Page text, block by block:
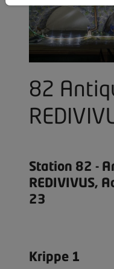
82
Station 82 -
REDIVIVUS,
23
Krippe 1